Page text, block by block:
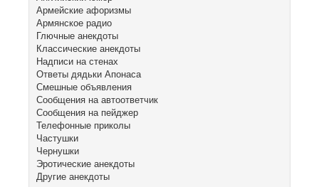
Армейские афоризмы
Армянское радио
Глючные анекдоты
Классические анекдоты
Надписи на стенах
Ответы дядьки Апонаса
Смешные объявления
Сообщения на автоответчик
Сообщения на пейджер
Телефонные приколы
Частушки
Чернушки
Эротические анекдоты
Другие анекдоты